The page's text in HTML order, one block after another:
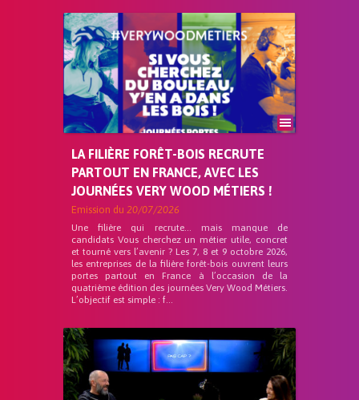
LA FILIÈRE FORÊT-BOIS RECRUTE
PARTOUT EN FRANCE, AVEC LES
JOURNÉES VERY WOOD MÉTIERS !
Emission du 20/07/2026
Une filière qui recrute… mais manque de
candidats Vous cherchez un métier utile, concret
et tourné vers l’avenir ? Les 7, 8 et 9 octobre 2026,
les entreprises de la filière forêt-bois ouvrent leurs
portes partout en France à l’occasion de la
quatrième édition des journées Very Wood Métiers.
L’objectif est simple : f...